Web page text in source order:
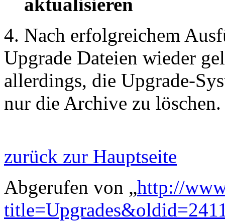
4. Nach erfolgreichem
Upgrade Dateien wieder
allerdings, die Upgrade-
nur die Archive zu löschen.
zurück zur Hauptseite
Abgerufen von „http://